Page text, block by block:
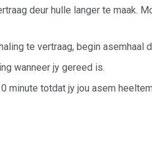
deur hulle langer te maak.
te vertraag, begin asemhaal
wanneer jy gereed is.
minute totdat jy jou asem